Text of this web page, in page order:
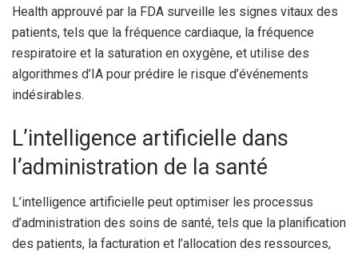
Health approuvé par la FDA surveille les signes vitaux des
patients, tels que la fréquence cardiaque, la fréquence
respiratoire et la saturation en oxygène, et utilise des
algorithmes d’IA pour prédire le risque d’événements
indésirables.
L’intelligence artificielle dans
l’administration de la santé
L’intelligence artificielle peut optimiser les processus
d’administration des soins de santé, tels que la planification
des patients, la facturation et l’allocation des ressources,